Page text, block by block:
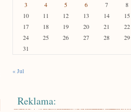
3
4 5 6 7 8
10
11 12 13 14 15
17
18 19 20 21 22
24
25 26 27 28 29
31
« Jul
Reklama: